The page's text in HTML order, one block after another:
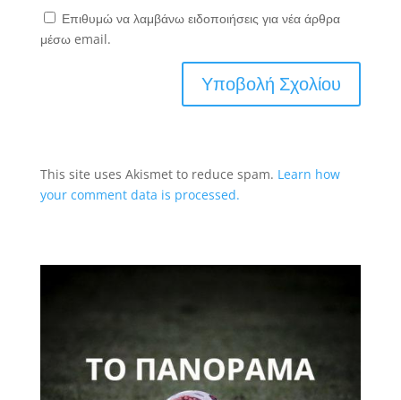
Επιθυμώ να λαμβάνω ειδοποιήσεις για νέα άρθρα
μέσω email.
This site uses Akismet to reduce spam. Learn how
your comment data is processed.